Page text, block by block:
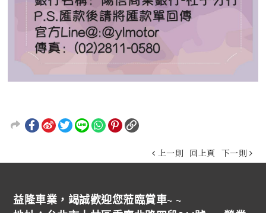
上一則 回上頁 下一則
益隆車業，竭誠歡迎您蒞臨賞車~ ~